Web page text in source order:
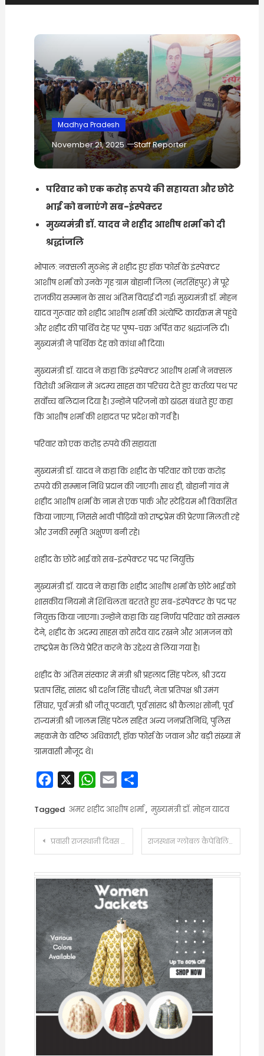
Madhya Pradesh
November 21, 2025 Staff Reporter
परिवार को एक करोड़ रुपये की सहायता और छोटे
भाई को बनाएंगे सब-इंस्पेक्टर
मुख्यमंत्री डॉ. यादव ने शहीद आशीष शर्मा को दी
श्रद्धांजलि
भोपाल: नक्सली मुठभेड़ में शहीद हुए हॉक फोर्स के इंस्पेक्टर
आशीष शर्मा को उनके गृह ग्राम बोहानी जिला (नरसिंहपुर) में पूरे
राजकीय सम्मान के साथ अंतिम विदाई दी गई। मुख्यमंत्री डॉ. मोहन
यादव गुरूवार को शहीद आशीष शर्मा की अंत्येष्टि कार्यक्रम में पहुंचे
और शहीद की पार्थिव देह पर पुष्प-चक्र अर्पित कर श्रद्धांजलि दी।
मुख्यमंत्री ने पार्थिक देह को कांधा भी दिया।
मुख्यमंत्री डॉ. यादव ने कहा कि इंस्पेक्टर आशीष शर्मा ने नक्सल
विरोधी अभियान में अदम्य साहस का परिचय देते हुए कर्तव्य पथ पर
सर्वोच्च बलिदान दिया है। उन्होंने परिजनों को ढांढस बंधाते हुए कहा
कि आशीष शर्मा की शहादत पर प्रदेश को गर्व है।
परिवार को एक करोड़ रुपये की सहायता
मुख्यमंत्री डॉ. यादव ने कहा कि शहीद के परिवार को एक करोड़
रुपये की सम्मान निधि प्रदान की जाएगी। साथ ही, बोहानी गांव में
शहीद आशीष शर्मा के नाम से एक पार्क और स्टेडियम भी विकसित
किया जाएगा, जिससे भावी पीढ़ियों को राष्ट्रप्रेम की प्रेरणा मिलती रहे
और उनकी स्मृति अक्षुण्ण बनी रहे।
शहीद के छोटे भाई को सब-इंस्पेक्टर पद पर नियुक्ति
मुख्यमंत्री डॉ. यादव ने कहा कि शहीद आशीष शर्मा के छोटे भाई को
शासकीय नियमों में शिथिलता बरतते हुए सब-इंस्पेक्टर के पद पर
नियुक्त किया जाएगा। उन्होंने कहा कि यह निर्णय परिवार को सम्बल
देने, शहीद के अदम्य साहस को सदैव याद रखने और आमजन को
राष्ट्रप्रेम के लिये प्रेरित करने के उद्देश्य से लिया गया है।
शहीद के अंतिम संस्कार में मंत्री श्री प्रहलाद सिंह पटेल, श्री उदय
प्रताप सिंह, सांसद श्री दर्शन सिंह चौधरी, नेता प्रतिपक्ष श्री उमंग
सिंघार, पूर्व मंत्री श्री जीतू पटवारी, पूर्व सांसद श्री कैलाश सोनी, पूर्व
राज्यमंत्री श्री जालम सिंह पटेल सहित अन्य जनप्रतिनिधि, पुलिस
महकमे के वरिष्ठ अधिकारी, हॉक फोर्स के जवान और बड़ी संख्या में
ग्रामवासी मौजूद थे।
Facebook WhatsApp
Email
Tagged अमर शहीद आशीष शर्मा, मुख्यमंत्री डॉ. मोहन यादव
Post
प्रवासी राजस्थानी दिवस के संबंध में समीक्षा बैठक — ‘प्रवासी राजस्थानी दिवस’ विकसित राजस्थान की यात्रा में प्रवासी राजस्थानियों के योगदान का रोडमैप राजस्थान ग्लोबल कैपेबिलिटी सेंटर पाॅलिसी-2025, सशक्त बिजनेस इकोसिस्टम से राजस्थान बनेगा जीसीसी एक्सीलेंस हब